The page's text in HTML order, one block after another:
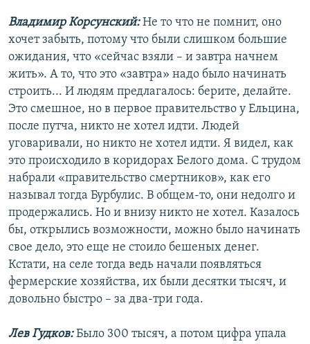
Владимир Корсунский:Не то что не помнит, оно
хочет забыть, потому что были слишком большие
ожидания, что «сейчас взяли – и завтра начнем
жить». А то, что это «завтра» надо было начинать
строить... И людям предлагалось: берите, делайте.
Это смешное, но в первое правительство у Ельцина,
после путча, никто не хотел идти. Людей
уговаривали, но никто не хотел идти. Я видел, как
это происходило в коридорах Белого дома. С трудом
набрали «правительство смертников», как его
называл тогда Бурбулис. В общем-то, они недолго и
продержались. Но и внизу никто не хотел. Казалось
бы, открылись возможности, можно было начинать
свое дело, это еще не стоило бешеных денег.
Кстати, на селе тогда ведь начали появляться
фермерские хозяйства, их были десятки тысяч, и
довольно быстро – за два-три года.
Лев Гудков:Было 300 тысяч, а потом цифра упала